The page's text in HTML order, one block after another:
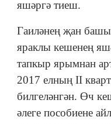
яшәргә тиеш.
Гаиләнең җан
яраклы кешенең
тапкыр ярымнан
2017 елның II
билгеләнгән. Өч
әлеге пособиене